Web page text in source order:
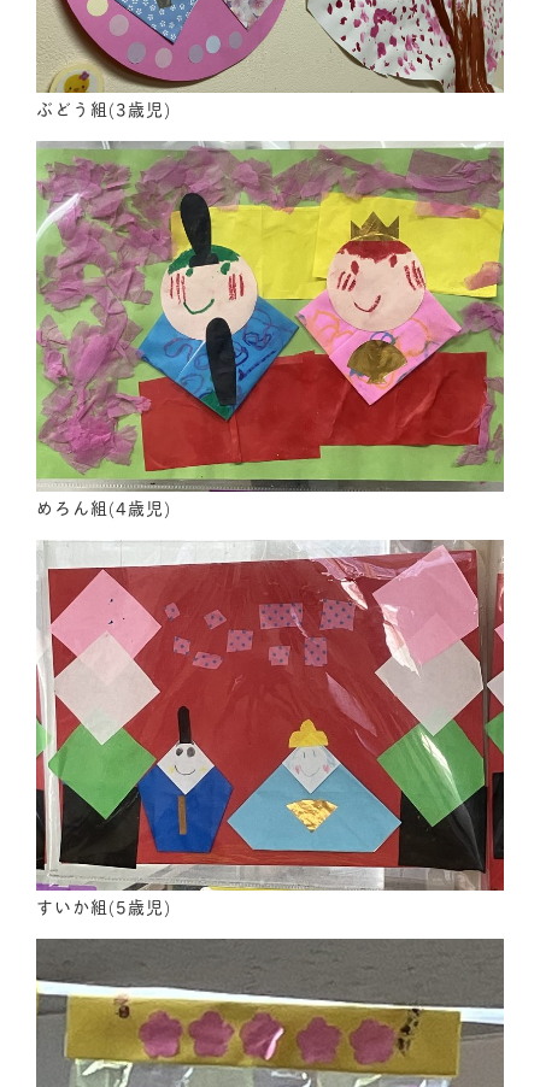
ぶどう組(3歳児)
めろん組(4歳児)
すいか組(5歳児)